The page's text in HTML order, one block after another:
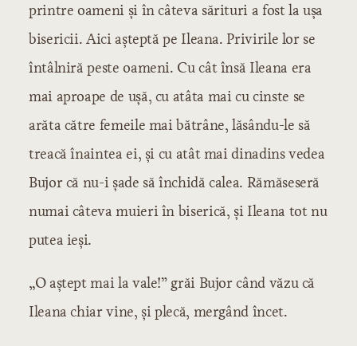
printre oameni și în câteva sărituri a fost la ușa
bisericii. Aici așteptă pe Ileana. Privirile lor se
întâlniră peste oameni. Cu cât însă Ileana era
mai aproape de ușă, cu atâta mai cu cinste se
arăta către femeile mai bătrâne, lăsându-le să
treacă înaintea ei, și cu atât mai dinadins vedea
Bujor că nu-i șade să închidă calea. Rămăseseră
numai câteva muieri în biserică, și Ileana tot nu
putea ieși.
„O aștept mai la vale!” grăi Bujor când văzu că
Ileana chiar vine, și plecă, mergând încet.